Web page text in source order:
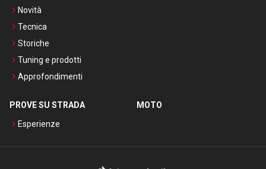
Novità
Tecnica
Storiche
Tuning e prodotti
Approfondimenti
PROVE SU STRADA
Esperienze
MOTO